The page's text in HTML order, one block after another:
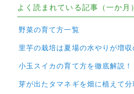
よく読まれている記事（一か月）
野菜の育て方一覧
里芋の栽培は夏場の水やりが増収
小玉スイカの育て方を徹底解説！
芽が出たタマネギを畑に植えて分